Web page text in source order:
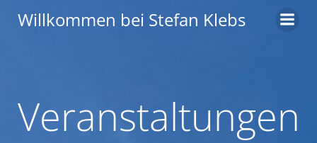
Inhalt
Willkommen bei Stefan Klebs
Veranstaltungen